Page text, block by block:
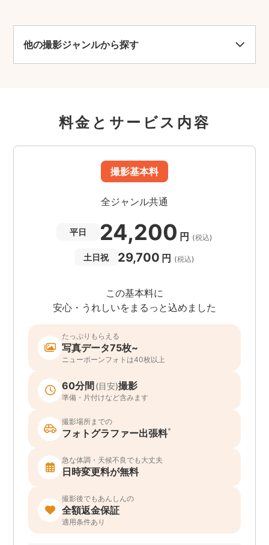
他の撮影ジャンルから探す
料金とサービス内容
撮影基本料
全ジャンル共通
平日 24,200 円 (税込)
土日祝 29,700 円 (税込)
この基本料に
安心・うれしいをまるっと込めました
たっぷりもらえる
写真データ75枚~
ニューボーンフォトは40枚以上
60分間 (目安)撮影
準備・片付けなど含みます
撮影場所までの
フォトグラファー出張料*
急な体調・天候不良でも大丈夫
日時変更料が無料
撮影後でもあんしんの
全額返金保証
適用条件あり